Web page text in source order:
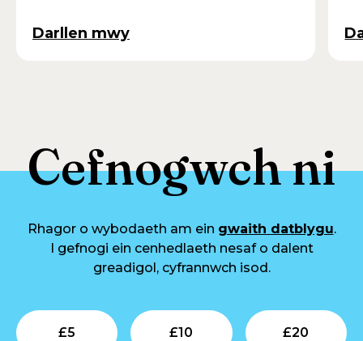
Darllen mwy
Cefnogwch ni
Rhagor o wybodaeth am ein gwaith datblygu.
I gefnogi ein cenhedlaeth nesaf o dalent
greadigol, cyfrannwch isod.
£5
Submit
£10
Submit
£20